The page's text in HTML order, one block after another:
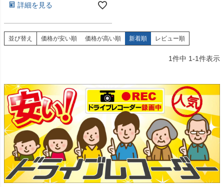
詳細を見る
並び替え 価格が安い順 価格が高い順 新着順 レビュー順
1件中 1-1件表示